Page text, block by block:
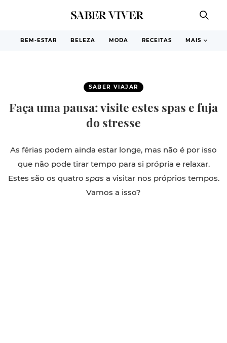
BEM-ESTAR BELEZA MODA RECEITAS MAIS
SABER VIAJAR
Faça uma pausa: visite estes spas e fuja
do stresse
As férias podem ainda estar longe, mas não é por isso
que não pode tirar tempo para si própria e relaxar.
Estes são os quatro spas a visitar nos próprios tempos.
Vamos a isso?